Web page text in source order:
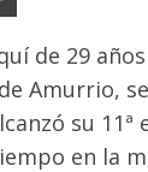
de 29
Amurrio,
su
en la